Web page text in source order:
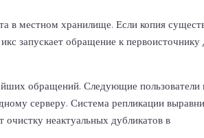
в местном хранилище. Если копия
запускает обращение к первоисточнику
обращений. Следующие пользователи
серверу. Система репликации
неактуальных дубликатов в